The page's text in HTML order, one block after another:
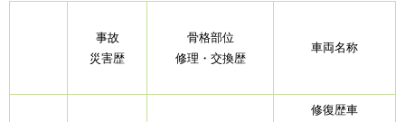
事故
災害歴
骨格部位
修理・交換歴
車両名称
修復歴車